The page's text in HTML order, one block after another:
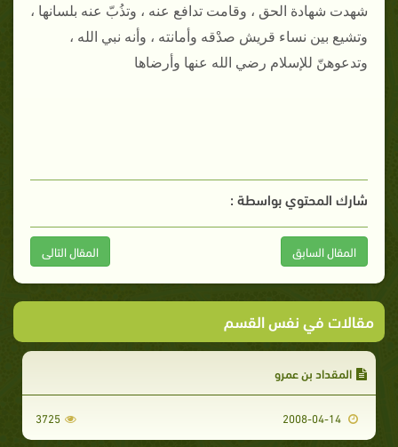
شهدت شهادة الحق ، وقامت تدافع عنه ، وتذُبّ عنه بلسانها ،
وتشيع بين نساء قريش صدْقه وأمانته ، وأنه نبي الله ،
وتدعوهنّ للإسلام رضي الله عنها وأرضاها
شارك المحتوي بواسطة :
المقال السابق المقال التالى
مقالات في نفس القسم
المقداد بن عمرو
3725